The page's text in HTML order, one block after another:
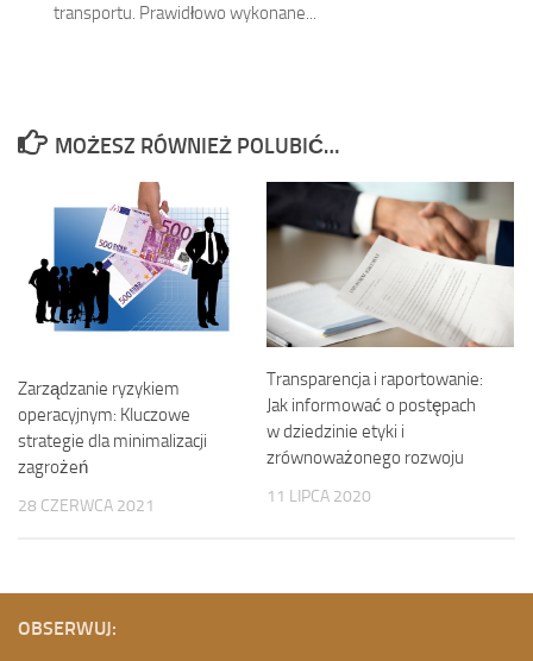
transportu. Prawidłowo wykonane...
MOŻESZ RÓWNIEŻ POLUBIĆ…
Zarządzanie ryzykiem
operacyjnym: Kluczowe
strategie dla minimalizacji
zagrożeń
28 CZERWCA 2021
Transparencja i raportowanie:
Jak informować o postępach
w dziedzinie etyki i
zrównoważonego rozwoju
11 LIPCA 2020
OBSERWUJ: